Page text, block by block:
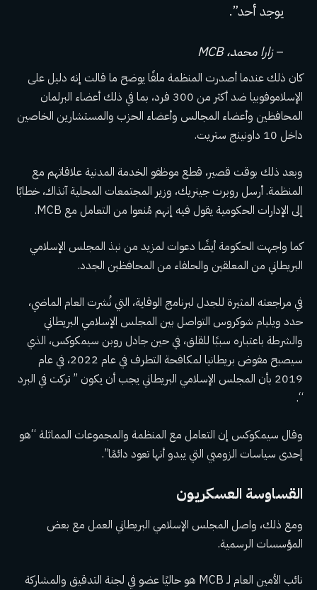
يوجد أحد”.
–زارا محمد، MCB
كان ذلك عندما أصدرت المنظمة ملفًا يوضح ما قالت إنه دليل على
الإسلاموفوبيا ضد أكثر من 300 فرد، بما في ذلك أعضاء البرلمان
المحافظين وأعضاء المجالس وأعضاء الحزب والمستشارين الخاصين
داخل 10 داونينج ستريت.
وبعد ذلك بوقت قصير، قطع موظفو الخدمة المدنية علاقاتهم مع
المنظمة. أرسل روبرت جينريك، وزير المجتمعات المحلية آنذاك، خطابًا
إلى الإدارات الحكومية يقول فيه إنهم مُنعوا من التعامل مع MCB.
كما واجهت الحكومة أيضًا دعوات لمزيد من نبذ المجلس الإسلامي
البريطاني من المعلقين والحلفاء من المحافظين الجدد.
في مراجعته المثيرة للجدل لبرنامج الوقاية، التي نُشرت العام الماضي،
حدد ويليام شوكروس التواصل بين المجلس الإسلامي البريطاني
والشرطة باعتباره سببًا للقلق، في حين جادل روبن سيمكوكس، الذي
سيصبح مفوض بريطانيا لمكافحة التطرف في عام 2022، في عام
2019 بأن المجلس الإسلامي البريطاني يجب أن يكون ” تركت في البرد
“.
وقال سيمكوكس إن التعامل مع المنظمة والمجموعات المماثلة “هو
إحدى سياسات الزومبي التي يبدو أنها تعود دائمًا”.
القساوسة العسكريون
ومع ذلك، واصل المجلس الإسلامي البريطاني العمل مع بعض
المؤسسات الرسمية.
نائب الأمين العام لـ MCB هو حاليًا عضو في لجنة التدقيق والمشاركة